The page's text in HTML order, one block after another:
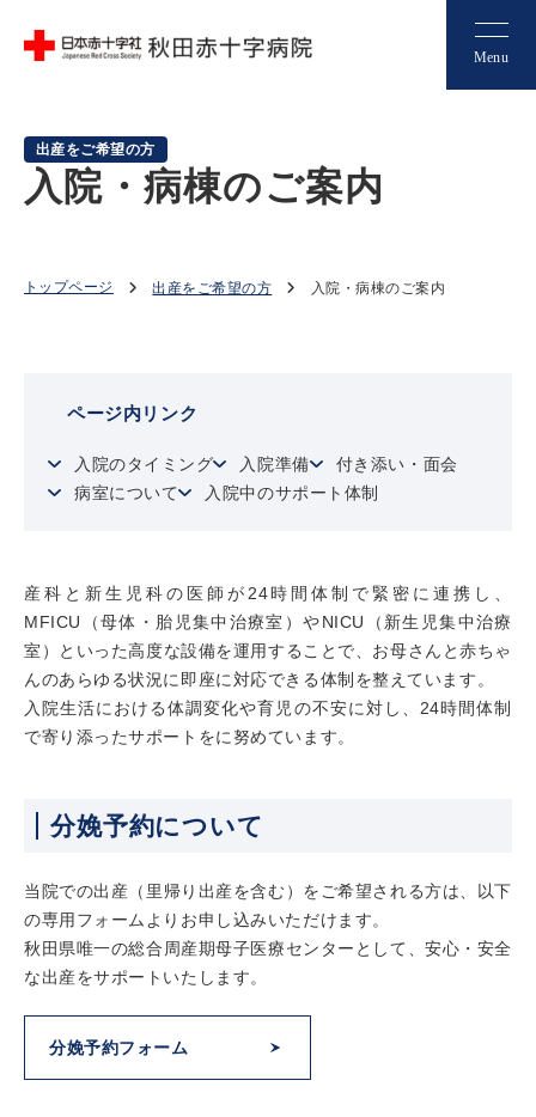
Menu
出産をご希望の方
入院・病棟のご案内
トップページ 出産をご希望の方 入院・病棟のご案内
ページ内リンク
入院のタイミング 入院準備
付き添い・面会
病室について
入院中のサポート体制
産科と新生児科の医師が24時間体制で緊密に連携し、
MFICU（母体・胎児集中治療室）やNICU（新生児集中治療
室）といった高度な設備を運用することで、お母さんと赤ちゃ
んのあらゆる状況に即座に対応できる体制を整えています。
入院生活における体調変化や育児の不安に対し、24時間体制
で寄り添ったサポートをに努めています。
分娩予約について
当院での出産（里帰り出産を含む）をご希望される方は、以下
の専用フォームよりお申し込みいただけます。
秋田県唯一の総合周産期母子医療センターとして、安心・安全
な出産をサポートいたします。
分娩予約フォーム